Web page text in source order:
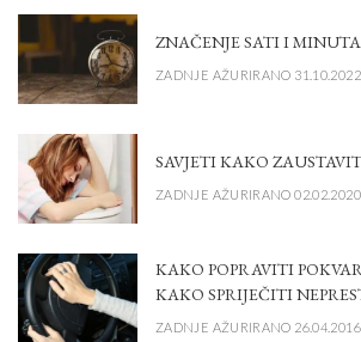
ZNAČENJE SATI I
ZADNJE AŽURIRANO 31.10.2022.
SAVJETI KAKO
ZADNJE AŽURIRANO 02.02.2020.
KAKO POPRAVITI
KAKO SPRIJEČITI
ZADNJE AŽURIRANO 26.04.2016.